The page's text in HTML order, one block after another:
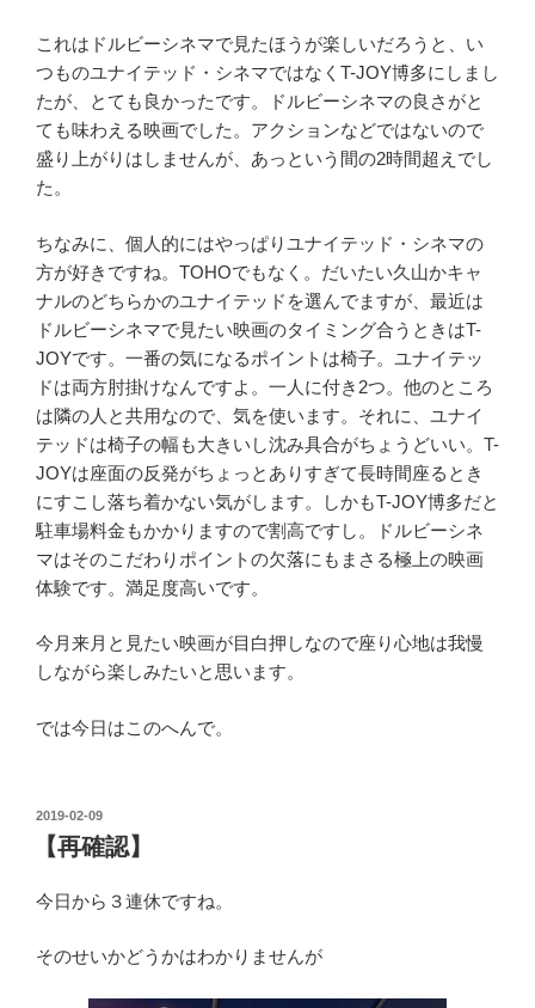
これはドルビーシネマで見たほうが楽しいだろうと、い
つものユナイテッド・シネマではなくT-JOY博多にしまし
たが、とても良かったです。ドルビーシネマの良さがと
ても味わえる映画でした。アクションなどではないので
盛り上がりはしませんが、あっという間の2時間超えでし
た。
ちなみに、個人的にはやっぱりユナイテッド・シネマの
方が好きですね。TOHOでもなく。だいたい久山かキャ
ナルのどちらかのユナイテッドを選んでますが、最近は
ドルビーシネマで見たい映画のタイミング合うときはT-
JOYです。一番の気になるポイントは椅子。ユナイテッ
ドは両方肘掛けなんですよ。一人に付き2つ。他のところ
は隣の人と共用なので、気を使います。それに、ユナイ
テッドは椅子の幅も大きいし沈み具合がちょうどいい。T-
JOYは座面の反発がちょっとありすぎて長時間座るとき
にすこし落ち着かない気がします。しかもT-JOY博多だと
駐車場料金もかかりますので割高ですし。ドルビーシネ
マはそのこだわりポイントの欠落にもまさる極上の映画
体験です。満足度高いです。
今月来月と見たい映画が目白押しなので座り心地は我慢
しながら楽しみたいと思います。
では今日はこのへんで。
投
稿
日:
2019-02-09
【再確認】
今日から３連休ですね。
そのせいかどうかはわかりませんが